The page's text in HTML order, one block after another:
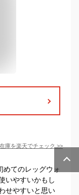
庫を楽天でチェック >>
めてのレッグウォ
いやすいかもし
せやすいと思い